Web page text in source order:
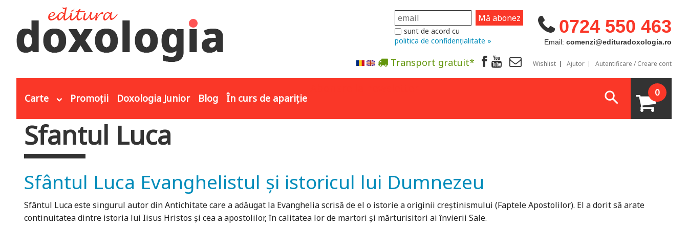
0724 550 463
Email: comenzi@edituradoxologia.ro
sunt de acord cu
politica de confidențialitate »
Transport gratuit* Wishlist Ajutor Autentificare / Creare cont
Carte Promoții Doxologia Junior Blog În curs de apariție 0
Eşti aici
Sfantul Luca
Sfântul Luca Evanghelistul și istoricul lui Dumnezeu
Sfântul Luca este singurul autor din Antichitate care a adăugat la Evanghelia scrisă de el o istorie a originii creștinismului (Faptele Apostolilor). El a dorit să arate
continuitatea dintre istoria lui Iisus Hristos și cea a apostolilor, în calitatea lor de martori și mărturisitori ai învierii Sale.